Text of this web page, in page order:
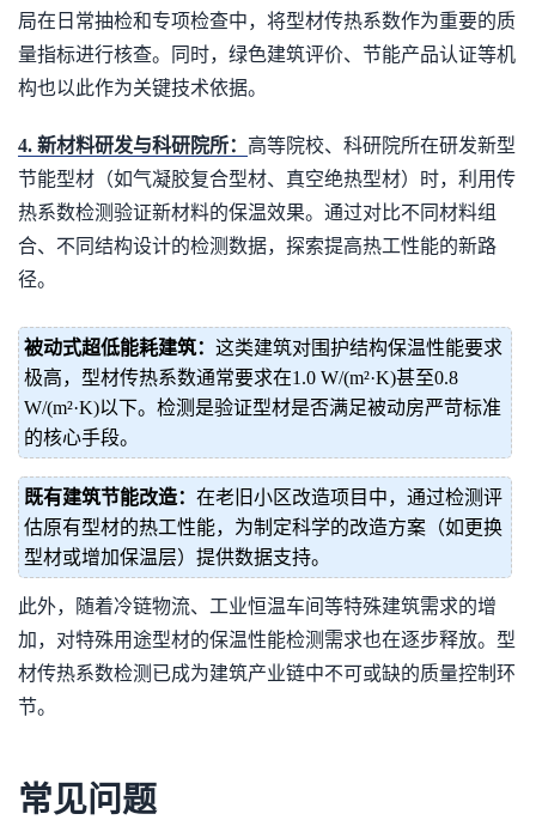
局在日常抽检和专项检查中，将型材传热系数作为重要的质
量指标进行核查。同时，绿色建筑评价、节能产品认证等机
构也以此作为关键技术依据。
4. 新材料研发与科研院所： 高等院校、科研院所在研发新型
节能型材（如气凝胶复合型材、真空绝热型材）时，利用传
热系数检测验证新材料的保温效果。通过对比不同材料组
合、不同结构设计的检测数据，探索提高热工性能的新路
径。
被动式超低能耗建筑： 这类建筑对围护结构保温性能要求
极高，型材传热系数通常要求在1.0 W/(m²·K)甚至0.8
W/(m²·K)以下。检测是验证型材是否满足被动房严苛标准
的核心手段。
既有建筑节能改造： 在老旧小区改造项目中，通过检测评
估原有型材的热工性能，为制定科学的改造方案（如更换
型材或增加保温层）提供数据支持。
此外，随着冷链物流、工业恒温车间等特殊建筑需求的增
加，对特殊用途型材的保温性能检测需求也在逐步释放。型
材传热系数检测已成为建筑产业链中不可或缺的质量控制环
节。
常见问题